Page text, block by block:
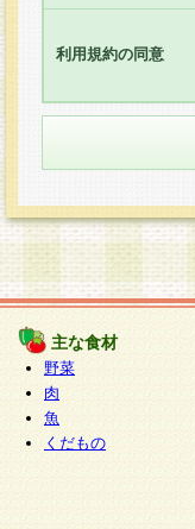
りま す。
3.当社は、
方 法・手段
きるものと
に掲示した
てその効力
4.本規約は
の当社によ
たものとみ
5.当社がお
で提 供いた
自らの個人
をお預かり
商品やサー
了承くださ
利用規約の同意
主な食材
野菜
肉
魚
くだもの